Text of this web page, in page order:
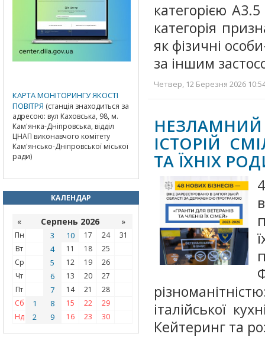
КАРТА МОНІТОРИНГУ ЯКОСТІ
ПОВІТРЯ (станція знаходиться за
адресою: вул Каховська, 98, м.
Кам'янка-Дніпровська, відділ
ЦНАП виконавчого комітету
Кам'янсько-Дніпровської міської
ради)
КАЛЕНДАР
« Серпень 2026 »
Пн 3 10 17 24
31
Вт
4 11 18
25
Ср
5 12 19
26
Чт
6 13 20
27
Пт
7 14 21
28
Сб
1 8 15 22
29
Нд
2 9 16 23 30
категорією
категорія
як фізичні
за іншим
Четвер, 12 Березня 2026
НЕЗЛАМНИЙ
ІСТОРІЙ
ТА ЇХНІХ
італійської
Кейтеринг та